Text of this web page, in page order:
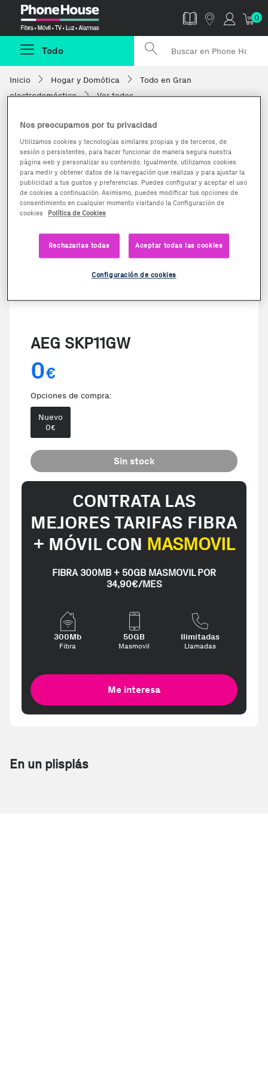
0
Todo
Inicio Hogar y Domótica
Todo en Gran
electrodoméstico
Ver todos
AEG SKP11GW
0€
Opciones de compra:
Nuevo
0€
Sin stock
CONTRATA LAS
MEJORES TARIFAS FIBRA
+ MÓVIL CON MASMOVIL
FIBRA 300MB + 50GB MASMOVIL POR
34,90€/MES
300Mb
Fibra
50GB
Masmovil
Ilimitadas
Llamadas
Me interesa
En un plisplás
Nos preocupamos por tu privacidad
Utilizamos cookies y tecnologías similares propias y de terceros, de
sesión o persistentes, para hacer funcionar de manera segura nuestra
página web y personalizar su contenido. Igualmente, utilizamos cookies
para medir y obtener datos de la navegación que realizas y para ajustar la
publicidad a tus gustos y preferencias. Puedes configurar y aceptar el uso
de cookies a continuación. Asimismo, puedes modificar tus opciones de
consentimiento en cualquier momento visitando la Configuración de
cookies
Política de Cookies
Rechazarlas todas Aceptar todas las cookies
Configuración de cookies